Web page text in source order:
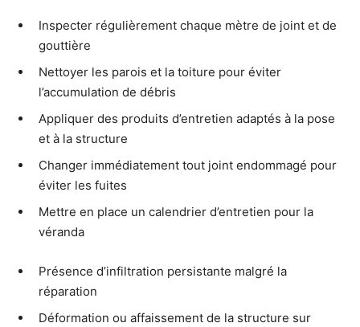
Inspecter régulièrement chaque mètre de joint et de
gouttière
Nettoyer les parois et la toiture pour éviter
l’accumulation de débris
Appliquer des produits d’entretien adaptés à la pose
et à la structure
Changer immédiatement tout joint endommagé pour
éviter les fuites
Mettre en place un calendrier d’entretien pour la
véranda
Présence d’infiltration persistante malgré la
réparation
Déformation ou affaissement de la structure sur